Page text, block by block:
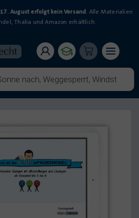
August erfolgt kein Versand. Alle Materialien
Thalia und Amazon erhältlich.